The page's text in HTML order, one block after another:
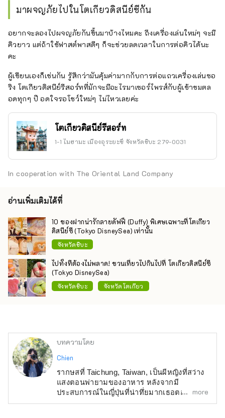
มาผจญภัยไปในโตเกียวดิสนีย์ซีกัน
อยากจะลองไปผจญภัยกันขึ้นมาบ้างไหมคะ ถึงเครื่องเล่นใหม่ๆ จะมี
คิวยาว แต่ถ้าใช้ฟาสต์พาสดีๆ ก็จะช่วยลดเวลาในการต่อคิวได้นะ
คะ
ผู้เขียนเองก็เช่นกัน รู้สึกว่ามันคุ้มค่ามากกับการต่อแถวเครื่องเล่นซอ
ริง โตเกียวดิสนีย์รีสอร์ทที่มักจะมีอะไรมาเซอร์ไพรส์กับผู้เข้าชมตล
อดทุกๆ ปี อดใจรอโชว์ใหม่ๆ ไม่ไหวเลยค่ะ
โตเกียวดิสนีย์รีสอร์ท
1-1 ไมฮามะ เมืองอุระยะซึ จังหวัดชิบะ 279-0031
In cooperation with The Oriental Land Company
อ่านเพิ่มเติมได้ที่
10 ของฝากน่ารักลายดัฟฟี่ (Duffy) พิเศษเฉพาะที่โตเกียว
ดิสนีย์ซี (Tokyo DisneySea) เท่านั้น
จังหวัดชิบะ
ไปทั้งทีต้องไม่พลาด! ชวนเที่ยวไปกินไปที่ โตเกียวดิสนีย์ซี
(Tokyo DisneySea)
จังหวัดชิบะ จังหวัดโตเกียว
บทความโดย
Chien
รากษสที่ Taichung, Taiwan, เป็นผีหญิงที่สว่าง
แสงตอนพ่ายามของอาหาร หลังจากมี
ประสบการณ์ในญี่ปุ่นที่น่าทึ่ยมากเธอตอนนี้ให
นที่ภาคใต้ โดยใช้ภาพและคำติดเพิ่อจารบัน
more